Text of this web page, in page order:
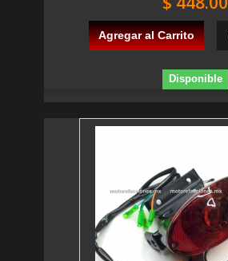
Agregar al Carrito
Disponible